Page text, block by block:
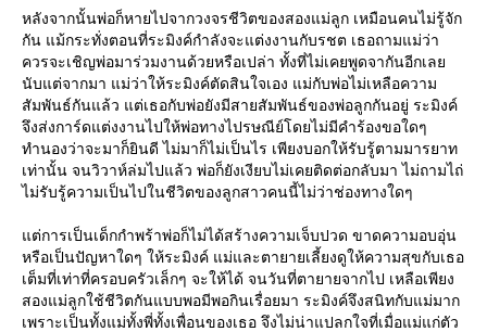
หลังจากนั้นพ่อก็หายไปจากวงจรชีวิตของสองแม่ลูก เหมือนคนไม่รู้จัก
กัน แม้กระทั่งตอนที่ระมิงค์กำลังจะแต่งงานกับรชต เธอถามแม่ว่า
ควรจะเชิญพ่อมาร่วมงานด้วยหรือเปล่า ทั้งที่ไม่เคยพูดจากันอีกเล
นับแต่จากมา แม่ว่าให้ระมิงค์ตัดสินใจเอง แม่กับพ่อไม่เหลือความ
สัมพันธ์กันแล้ว แต่เธอกับพ่อยังมีสายสัมพันธ์ของพ่อลูกกันอยู่ ระมิงค์
จึงส่งการ์ดแต่งงานไปให้พ่อทางไปรษณีย์โดยไม่มีคำร้องขอใดๆ
ทำนองว่าจะมาก็ยินดี ไม่มาก็ไม่เป็นไร เพียงบอกให้รับรู้ตามมารยาท
เท่านั้น จนวิวาห์ล่มไปแล้ว พ่อก็ยังเงียบไม่เคยติดต่อกลับมา ไม่ถามไถ่
ไม่รับรู้ความเป็นไปในชีวิตของลูกสาวคนนี้ไม่ว่าช่องทางใดๆ
ต่การเป็นเด็กกำพร้าพ่อก็ไม่ได้สร้างความเจ็บปวด ขาดความอบอุ่น
หรือเป็นปัญหาใดๆ ให้ระมิงค์ แม่และตายายเลี้ยงดูให้ความสุขกับเธอ
เต็มที่เท่าที่ครอบครัวเล็กๆ จะให้ได้ จนวันที่ตายายจากไป เหลือเพียง
สองแม่ลูกใช้ชีวิตกันแบบพอมีพอกินเรื่อยมา ระมิงค์จึงสนิทกับแม่มาก
เพราะเป็นทั้งแม่ทั้งพี่ทั้งเพื่อนของเธอ จึงไม่น่าแปลกใจที่เมื่อแม่แก่ตัว